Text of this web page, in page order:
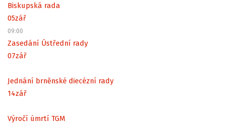
Biskupská rada
05zář
09:00
Zasedání Ústřední rady
07zář
Jednání brněnské diecézní rady
14zář
Výročí úmrtí TGM